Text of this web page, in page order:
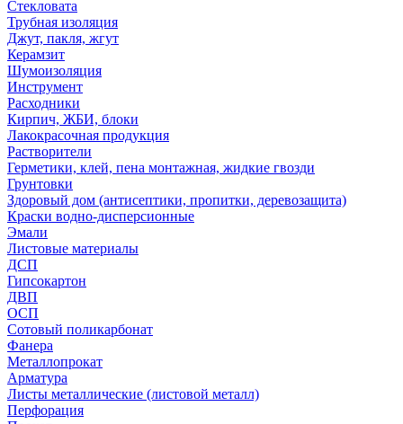
Стекловата
Трубная изоляция
Джут, пакля, жгут
Керамзит
Шумоизоляция
Инструмент
Расходники
Кирпич, ЖБИ, блоки
Лакокрасочная продукция
Растворители
Герметики, клей, пена монтажная, жидкие гвозди
Грунтовки
Здоровый дом (антисептики, пропитки, деревозащита)
Краски водно-дисперсионные
Эмали
Листовые материалы
ДСП
Гипсокартон
ДВП
ОСП
Сотовый поликарбонат
Фанера
Металлопрокат
Арматура
Листы металлические (листовой металл)
Перфорация